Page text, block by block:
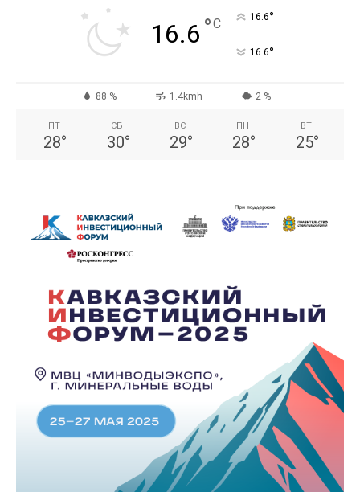
16.6 °C 16.6°
16.6°
88 % 1.4kmh 2 %
ПТ
28°
СБ
30°
ВС
29°
ПН
28°
ВТ
25°